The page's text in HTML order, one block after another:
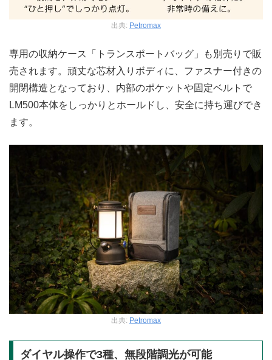
出典: Petromax
専用の収納ケース「トランスポートバッグ」も別売りで販
売されます。頑丈な芯材入りボディに、ファスナー付きの
開閉構造となっており、内部のポケットや固定ベルトで
LM500本体をしっかりとホールドし、安全に持ち運びでき
ます。
出典: Petromax
ダイヤル操作で3種、無段階調光が可能